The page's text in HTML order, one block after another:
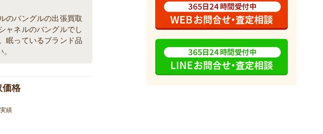
のバングルの出張買取
ャネルのバングルでし
眠っているブランド品
価格
績